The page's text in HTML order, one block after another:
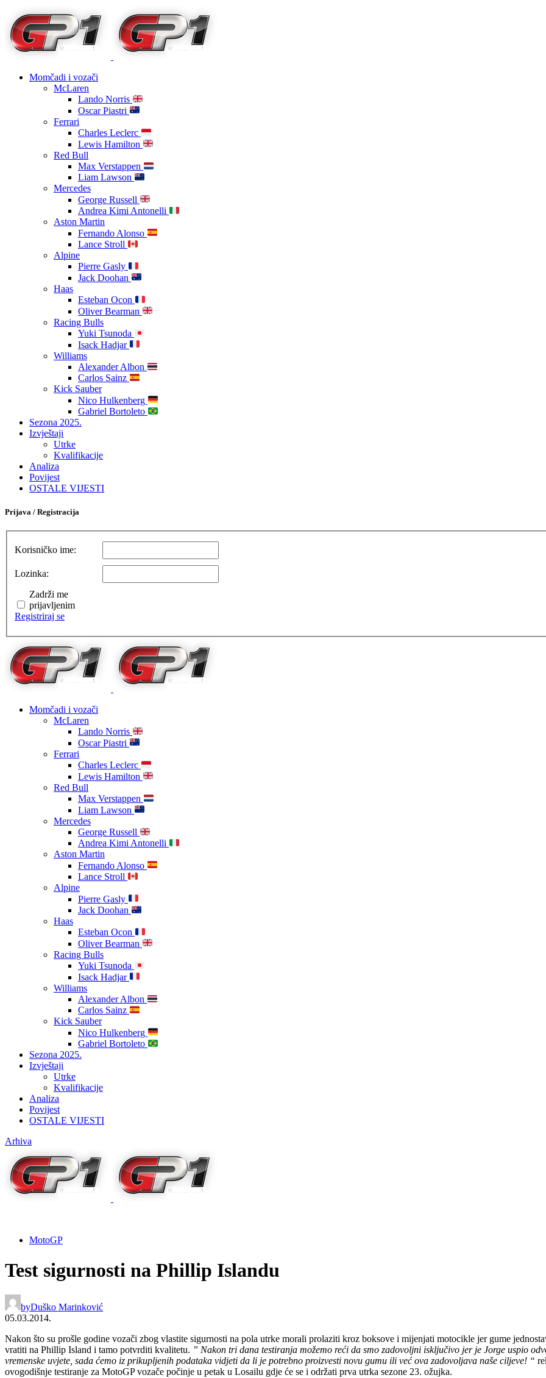
Momčadi i vozači
McLaren
Lando Norris
Oscar Piastri
Ferrari
Charles Leclerc
Lewis Hamilton
Red Bull
Max Verstappen
Liam Lawson
Mercedes
George Russell
Andrea Kimi Antonelli
Aston Martin
Fernando Alonso
Lance Stroll
Alpine
Pierre Gasly
Jack Doohan
Haas
Esteban Ocon
Oliver Bearman
Racing Bulls
Yuki Tsunoda
Isack Hadjar
Williams
Alexander Albon
Carlos Sainz
Kick Sauber
Nico Hulkenberg
Gabriel Bortoleto
Sezona 2025.
Izvještaji
Utrke
Kvalifikacije
Analiza
Povijest
OSTALE VIJESTI
Prijava / Registracija
Korisničko ime:
Lozinka:
Zadrži me
prijavljenim
Registriraj se
Momčadi i vozači
McLaren
Lando Norris
Oscar Piastri
Ferrari
Charles Leclerc
Lewis Hamilton
Red Bull
Max Verstappen
Liam Lawson
Mercedes
George Russell
Andrea Kimi Antonelli
Aston Martin
Fernando Alonso
Lance Stroll
Alpine
Pierre Gasly
Jack Doohan
Haas
Esteban Ocon
Oliver Bearman
Racing Bulls
Yuki Tsunoda
Isack Hadjar
Williams
Alexander Albon
Carlos Sainz
Kick Sauber
Nico Hulkenberg
Gabriel Bortoleto
Sezona 2025.
Izvještaji
Utrke
Kvalifikacije
Analiza
Povijest
OSTALE VIJESTI
Arhiva
MotoGP
Test sigurnosti na Phillip Islandu
byDuško Marinković
05.03.2014.
Nakon što su prošle godine vozači zbog vlastite sigurnosti na pola utrke morali prolaziti kroz boksove i mijenjati motocikle jer gume
vratiti na Phillip Island i tamo potvrditi kvalitetu. ” Nakon tri dana testiranja možemo reći da smo zadovoljni isključivo jer je Jorge uspio
vremenske uvjete, sada ćemo iz prikupljenih podataka vidjeti da li je potrebno proizvesti novu gumu ili već ova zadovoljava naše ciljeve! “
ovogodišnje testiranje za MotoGP vozače počinje u petak u Losailu gdje će se i održati prva utrka sezone 23. ožujka.